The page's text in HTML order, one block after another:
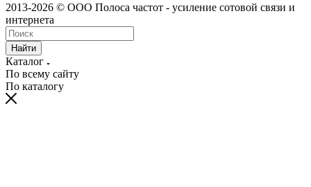
2013-2026 © ООО Полоса частот - усиление сотовой связи и
интернета
Найти
Каталог
По всему сайту
По каталогу